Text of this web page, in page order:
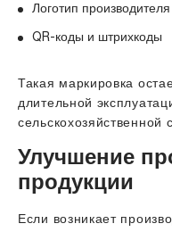
Логотип производителя
QR-коды и штрихкоды
Такая маркировка
длительной
сельскохозяйственной
Улучшение
продукции
Если возникает